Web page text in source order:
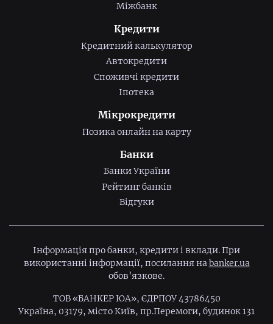
Міжбанк
Кредити
Кредитний калькулятор
Автокредити
Споживчі кредити
Іпотека
Мікрокредити
Позика онлайн на карту
Банки
Банки України
Рейтинг банків
Відгуки
Інформація про банки, кредити і вклади. При
використанні інформації, посилання наbanker.ua
обов’язкове.
ТОВ «БАНКЕР ЮА», ЄДРПОУ 43786450
Україна, 03179, місто Київ, пр.Перемоги, будинок 131